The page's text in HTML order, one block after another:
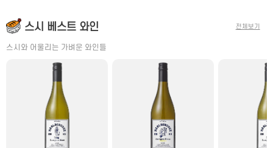
전체보기
스시 베스트 와인
스시와 어울리는 가벼운 와인들